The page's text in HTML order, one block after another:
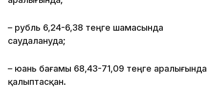
– рубль 6,24-6,38 теңге шамасында
саудалануда;
– юань бағамы 68,43-71,09 теңге аралығында
қалыптасқан.